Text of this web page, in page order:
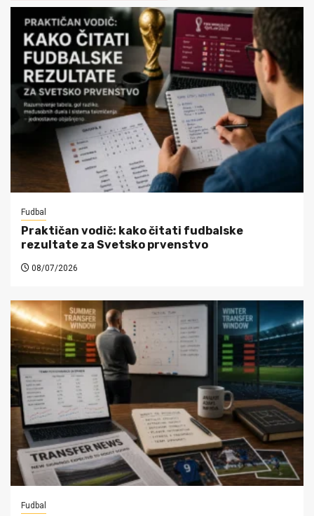
Fudbal
Praktičan vodič: kako čitati fudbalske
rezultate za Svetsko prvenstvo
08/07/2026
Fudbal